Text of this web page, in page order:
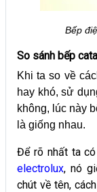
Bếp
So sánh bếp
Khi ta so về
hay khó, sử
không, lúc này
là giống nhau.
Để rõ nhất ta
electrolux, nó
chút về tên,